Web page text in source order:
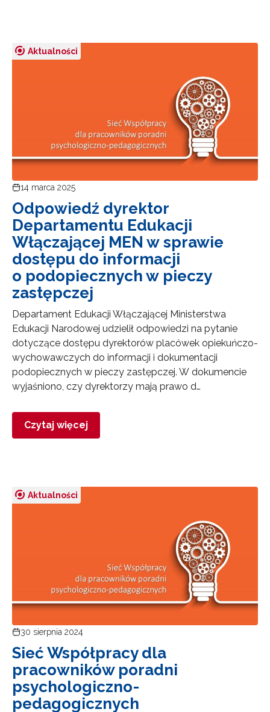
Aktualności
14 marca 2025
Odpowiedź dyrektor
Departamentu Edukacji
Włączającej MEN w sprawie
dostępu do informacji
o podopiecznych w pieczy
zastępczej
Departament Edukacji Włączającej Ministerstwa
Edukacji Narodowej udzielił odpowiedzi na pytanie
dotyczące dostępu dyrektorów placówek opiekuńczo-
wychowawczych do informacji i dokumentacji
podopiecznych w pieczy zastępczej. W dokumencie
wyjaśniono, czy dyrektorzy mają prawo d…
Czytaj więcej
Aktualności
30 sierpnia 2024
Sieć Współpracy dla
pracowników poradni
psychologiczno-
pedagogicznych